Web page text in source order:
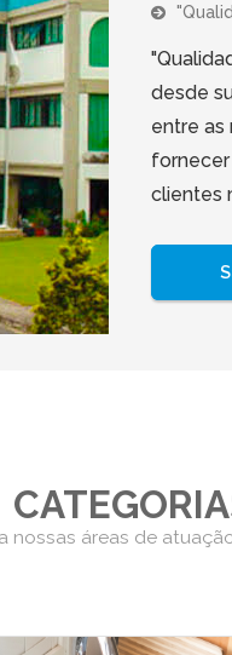
desde
entre as
clientes
nossas áreas de